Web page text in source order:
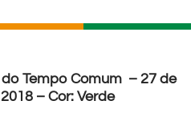
Tempo Comum – 27 de
– Cor: Verde